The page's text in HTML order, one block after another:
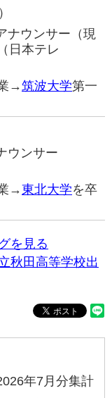
ナウンサー（現
日本テレ
→筑波大学第一
ウンサー
→東北大学を卒
を見る
秋田高等学校出
年7月分集計